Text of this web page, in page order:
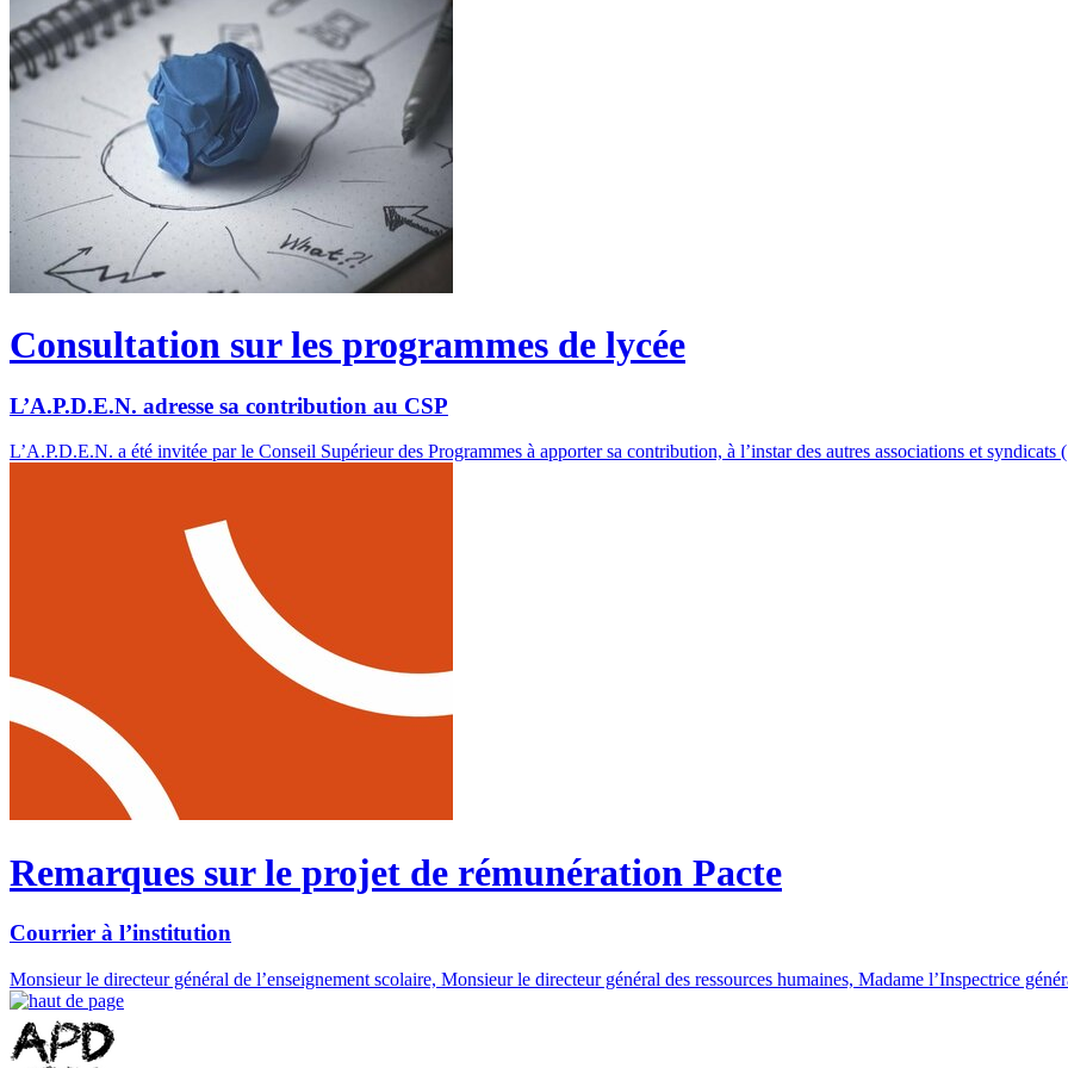
Consultation sur les programmes de lycée
L’A.P.D.E.N. adresse sa contribution au CSP
L’A.P.D.E.N. a été invitée par le Conseil Supérieur des Programmes à apporter sa contribution, à l’instar des autres associations et
Remarques sur le projet de rémunération Pacte
Courrier à l’institution
Monsieur le directeur général de l’enseignement scolaire, Monsieur le directeur général des ressources humaines, Madame l’Inspectrice